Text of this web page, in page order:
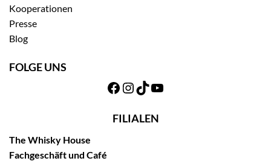
Kooperationen
Presse
Blog
FOLGE UNS
Facebook
Instagram
TikTokYouTube
FILIALEN
The Whisky House
Fachgeschäft und Café